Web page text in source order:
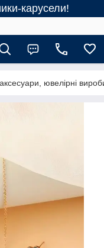
карусели!
ювелірні